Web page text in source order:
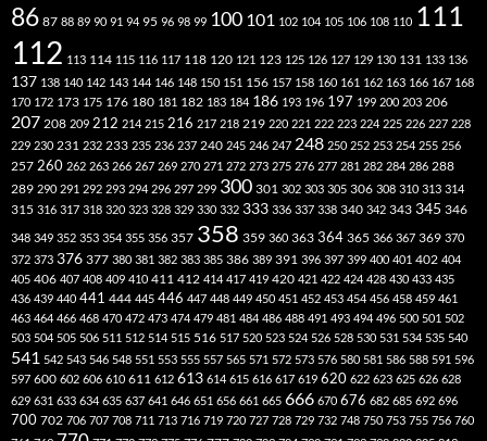
86 87 88 89 90 91 94 95 96 98 99 100 101 102 104 105 106 108 110 111
112 113 114 115 116 117 118 120 121 123 125 126 127 129 130 131 133 136
137 138 140 142 143 144 146 148 150 151 156 157 158 160 161 162 163 166 167 168
170 172 173 175 176 180 181 182 183 184 186 193 196 197 199 200 203 206
207 208 209 212 214 215 216 217 218 219 220 221 222 223 224 225 226 227 228
229 230 231 232 233 235 236 237 240 245 246 247 248 250 252 253 254 255 256
257 260 262 263 266 267 269 270 271 272 273 275 276 277 281 282 284 286 288
289 290 291 292 293 294 296 297 299 300 301 302 303 305 306 308 310 313 314
315 316 317 318 320 323 328 329 330 332 333 336 337 338 340 342 343 345 346
348 349 352 353 354 355 356 357 358 359 360 363 364 365 366 367 369 370
372 373 376 377 380 381 382 383 385 386 389 391 396 397 399 400 401 402 404
405 406 407 408 409 410 411 412 414 417 419 420 421 422 424 428 430 433 435
436 439 440 441 444 445 446 447 448 449 450 451 452 453 454 456 458 459 461
463 464 466 468 470 472 473 474 479 481 484 486 488 491 493 494 496 500 501 502
503 504 505 506 511 512 514 515 516 517 520 523 524 526 528 530 531 534 535 540
541 542 543 546 548 551 553 555 557 565 571 572 573 576 580 581 586 588 591 596
597 600 602 606 610 611 612 613 614 615 616 617 619 620 622 623 625 626 628
629 631 633 634 635 637 641 646 651 656 661 665 666 670 676 682 685 692 696
700 702 706 707 708 711 713 716 719 720 727 728 729 732 748 750 753 755 756 760